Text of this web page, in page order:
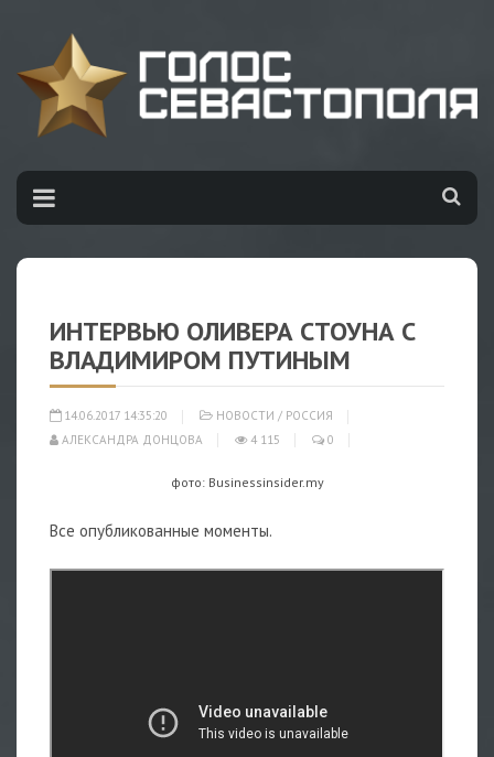
ИНТЕРВЬЮ ОЛИВЕРА СТОУНА С
ВЛАДИМИРОМ ПУТИНЫМ
14.06.2017 14:35:20 НОВОСТИ / РОССИЯ
АЛЕКСАНДРА ДОНЦОВА
4 115 0
фото: Businessinsider.my
Все опубликованные моменты.